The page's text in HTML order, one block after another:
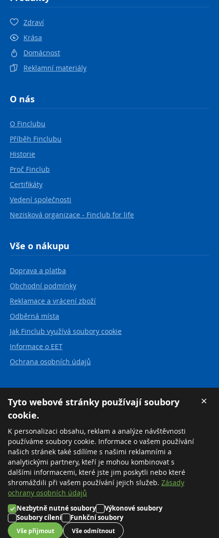
Zdraví
Krása
Domácnost
Reklamní materiály
O nás
O Finclubu
Příběh Finclubu
Historie
Proč Finclub
Certifikáty
Vedení společnosti
Nezisková organizace - Finclub for life
Vše o nákupu
Doprava a platba
Obchodní podmínky
Reklamace a vrácení zboží
Odběrná místa
Jak Finclub využívá soubory cookie
Informace o EET
Ochrana osobních údajů
FINCLUB plus, a.s.
Karvinská 21
737 01 Český Těšín
Česká republika
Tel:+420 558 711 550
Zdarma:
+420 800 169 570
©2026 FINCLUB plus, a.s.
Nastavení cookies
Created byMORAVIO
×
Tyto webové stránky používají soubory
cookie.
K personalizaci obsahu, reklam a analýze návštěvnosti
používáme soubory cookie. Informace o vašem používání
našich stránek také sdílíme s našimi reklamními a
analytickými partnery, kteří je mohou kombinovat s
dalšími informacemi, které jste jim poskytli nebo které
shromáždili při vašem používání jejich služeb. Zásady
ochrany osobních údajů
Nezbytně nutné soubory
Výkonové soubory
Soubory cílení
Funkční soubory
Vše přijmout Vše odmítnout